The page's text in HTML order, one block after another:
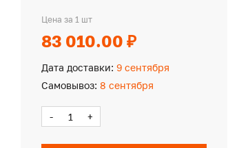
Цена за 1 шт
83 010.00 ₽
Дата доставки: 9 сентября
Самовывоз: 8 сентября
- +